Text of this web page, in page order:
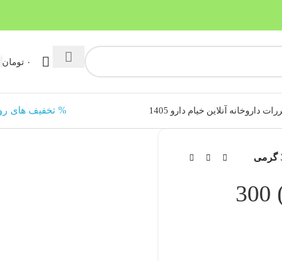
۰ تومان
داروخانه آنلاین خیام دارو 1405 % تخفیف های
پودر سوپر کراتین (PNC) 300